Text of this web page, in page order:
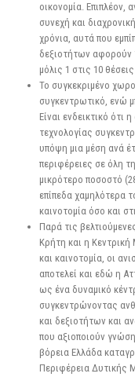
οικονομία. Επιπλέον,
συνεχή και
χρόνια, αυτά που
δεξιοτήτων αφορούν
μόλις 1 στις 10
Το συγκεκριμένο
συγκεντρωτικό, ενώ
Είναι ενδεικτικό
τεχνολογίας
υπόψη μια μέση ανά
περιφέρειες σε όλη
μικρότερο ποσοστό
επίπεδα χαμηλότερα
καινοτομία όσο και
Παρά τις
Κρήτη και η
και καινοτομία, οι
αποτελεί και εδώ η
ως ένα δυναμικό
συγκεντρώνοντας
και δεξιοτήτων και
που αξιοποιούν
βόρεια Ελλάδα
Περιφέρεια Δυτικής